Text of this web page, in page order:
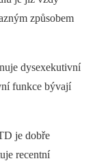
způsobem
dysexekutivní
funkce bývají
je dobře
recentní